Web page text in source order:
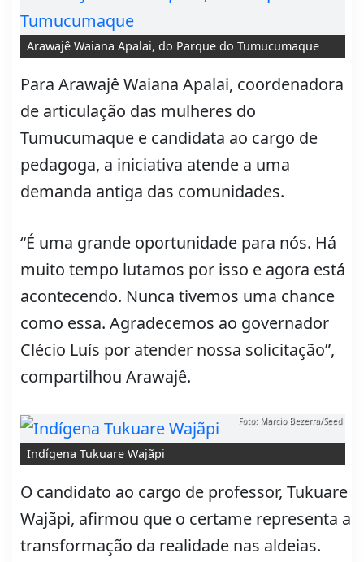
Arawajê Waiana Apalai, do Parque do Tumucumaque
Para Arawajê Waiana Apalai, coordenadora
de articulação das mulheres do
Tumucumaque e candidata ao cargo de
pedagoga, a iniciativa atende a uma
demanda antiga das comunidades.
“É uma grande oportunidade para nós. Há
muito tempo lutamos por isso e agora está
acontecendo. Nunca tivemos uma chance
como essa. Agradecemos ao governador
Clécio Luís por atender nossa solicitação”,
compartilhou Arawajê.
Indígena Tukuare Wajãpi
Foto: Marcio Bezerra/Seed
O candidato ao cargo de professor, Tukuare
Wajãpi, afirmou que o certame representa a
transformação da realidade nas aldeias.